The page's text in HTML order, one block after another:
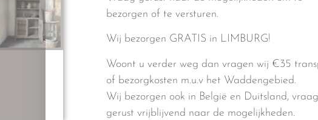
bezorgen of te versturen.
Wij bezorgen GRATIS in LIMBURG!
Woont u verder weg dan vragen wij €35
of bezorgkosten m.u.v het Waddengebied.
Wij bezorgen ook in België en Duitsland, vraag
gerust vrijblijvend naar de mogelijkheden.